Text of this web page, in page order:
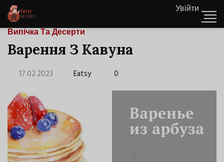
Увійти
Випічка Та Десерти
Варення З Кавуна
17.02.2023 Eatsy 0